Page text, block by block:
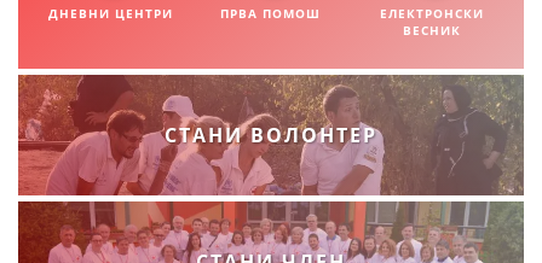
ОРГАНИЗАЦИЈА И РАЗВОЈ
РАКОВОДЕН ОДБОР
СОБРАНИЕ
СТРУКТУРА И ОРГАНИЗАЦИОНА ПОСТАВЕНОСТ
ДНЕВНИ ЦЕНТРИ ПРВА ПОМОШ
ЕЛЕКТРОНСКИ
ВЕСНИК
СТАНИ ВОЛОНТЕР